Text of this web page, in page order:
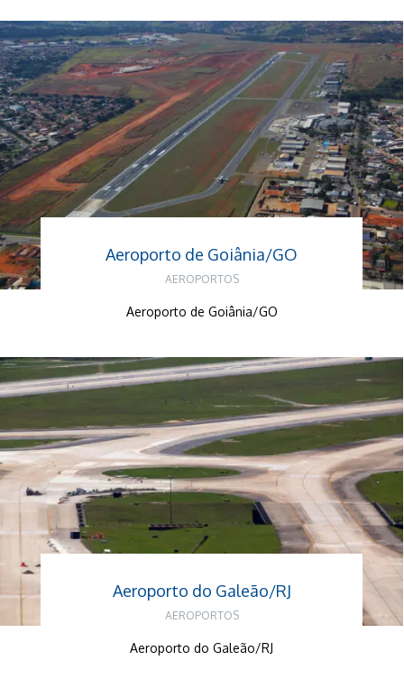
Aeroporto de Goiânia/GO
AEROPORTOS
Aeroporto de Goiânia/GO
Aeroporto do Galeão/RJ
AEROPORTOS
Aeroporto do Galeão/RJ